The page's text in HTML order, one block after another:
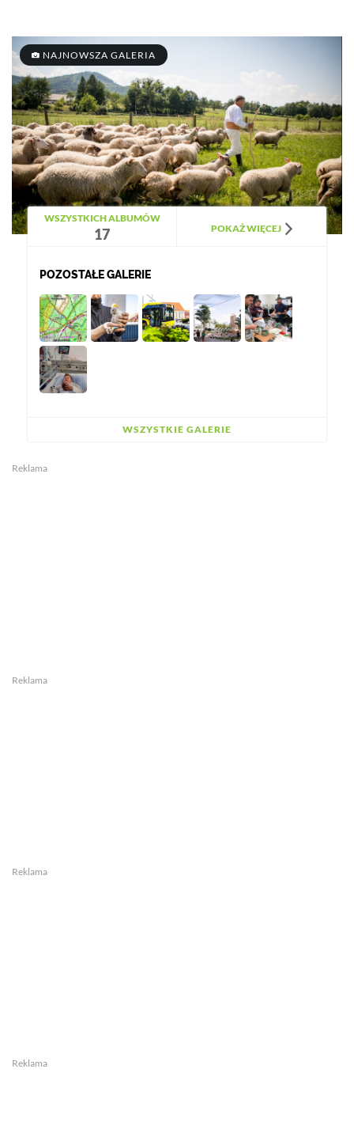
NAJNOWSZA GALERIA
WSZYSTKICH ALBUMÓW
17 POKAŻ WIĘCEJ
POZOSTAŁE GALERIE
WSZYSTKIE GALERIE
Reklama
Reklama
Reklama
Reklama